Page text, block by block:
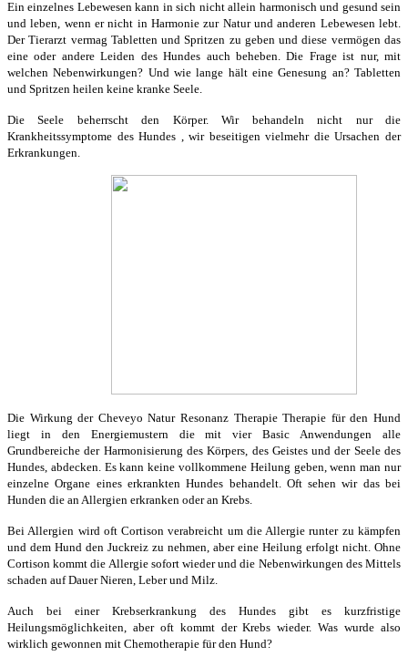
Ein einzelnes Lebewesen kann in sich nicht allein harmonisch und gesund sein
und leben, wenn er nicht in Harmonie zur Natur und anderen Lebewesen lebt.
Der Tierarzt vermag Tabletten und Spritzen zu geben und diese vermögen das
eine oder andere Leiden des Hundes auch beheben. Die Frage ist nur, mit
welchen Nebenwirkungen? Und wie lange hält eine Genesung an? Tabletten
und Spritzen heilen keine kranke Seele.
Die Seele beherrscht den Körper. Wir behandeln nicht nur die
Krankheitssymptome des Hundes , wir beseitigen vielmehr die Ursachen der
Erkrankungen.
Die Wirkung der Cheveyo Natur Resonanz Therapie Therapie für den Hund
liegt in den Energiemustern die mit vier Basic Anwendungen alle
Grundbereiche der Harmonisierung des Körpers, des Geistes und der Seele des
Hundes, abdecken. Es kann keine vollkommene Heilung geben, wenn man nur
einzelne Organe eines erkrankten Hundes behandelt. Oft sehen wir das bei
Hunden die an Allergien erkranken oder an Krebs.
Bei Allergien wird oft Cortison verabreicht um die Allergie runter zu kämpfen
und dem Hund den Juckreiz zu nehmen, aber eine Heilung erfolgt nicht. Ohne
Cortison kommt die Allergie sofort wieder und die Nebenwirkungen des Mittels
schaden auf Dauer Nieren, Leber und Milz.
Auch bei einer Krebserkrankung des Hundes gibt es kurzfristige
Heilungsmöglichkeiten, aber oft kommt der Krebs wieder. Was wurde also
wirklich gewonnen mit Chemotherapie für den Hund?